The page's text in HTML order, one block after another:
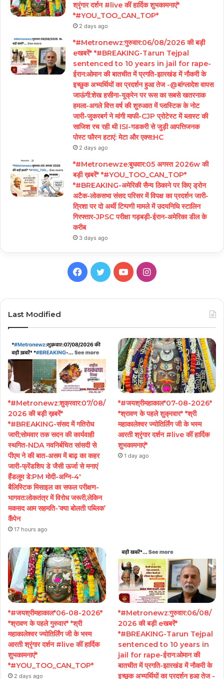
श्रृंगार दर्शन #live कीं हार्दिक शुभकामनाएं*
*#YOU_TOO_CAN_TOP*
2 days ago
*#Metronewz:गुरुवार:06/08/2026 की बड़ी
eखबरें* *#BREAKING-Tarun Tejpal
sentenced to 10 years in jail for rape-
ईरान:ओमान की बातचीत में प्रगति-झारखंड में नौकरी के
इच्छुक अभ्यर्थियों का प्रदर्शन हुआ तेज -@बांग्लादेश वापस
जाऊंगी:शेख हसीना-यूक्रेन पर रूस का सबसे खतरनाक
हमला-अगले वित्त वर्ष की शुरुआत में प्लास्टिक के नोट
जारी-जुकरबर्ग ने मांगी माफी-CJP प्रोटेस्ट में ब्लास्ट की
साजिश रच रही थी ISI-गडकरी से जुड़ी आपत्तिजनक
पोस्ट फौरन हटाएं: मेटा और एक्स:HC
2 days ago
*#Metronewze:बुधवार:05 अगस्त 2026w की
बड़ी ख़बरें* *#YOU_TOO_CAN_TOP*
*#BREAKING-अमेरिकी सैन्य ठिकाने पर किए ड्रोन
अटैक-लोकसभा संसद परिसर में विपक्ष का प्रदर्शन जारी-
त्रिशा पर दो अर्थी टिप्पणी मामले में उदयनिधि स्टालिन
गिरफ्तार-JPSC परीक्षा गड़बड़ी-ईरान-अमेरिका डील के
करीब
3 days ago
Facebook
TwitterYouTubeInstagram
Last Modified
*#Metronewz:शुक्रवार:07/08/
2026 की बड़ी ख़बरें*
*#BREAKING-संसद में गतिरोध
जारी;सोमवार तक सदन की कार्यवाही
स्थगित-NDA नवनिर्बचित सांसदी से
पीएम ने की बात-असम में बाढ़ का कहर
जारी-फ्रेंडशिप डे जैसी ऊर्जा से मनाएं
हैंडलूम डे:PM मोदी-अग्नि-4′
बैलिस्टिक मिसाइल का सफल परीक्षण-
भागवत:लोकतंत्र में विरोध जरूरी,लेकिन
मकसद आम सहमति-‘क्या बोलती पब्लिक’
कैंपेन
17 hours ago
*#जयश्रीमहाकाल*07-08-2026*
*श्रावण के पहले शुक्रवार* *श्री
महाकालेश्वर ज्योतिर्लिंग जी के भस्म
आरती श्रृंगार दर्शन #live कीं हार्दिक
शुभकामनाएं*
1 day ago
*#जयश्रीमहाकाल*06-08-2026*
*श्रावण के पहले गुरुवार* *श्री
महाकालेश्वर ज्योतिर्लिंग जी के भस्म
आरती श्रृंगार दर्शन #live कीं हार्दिक
शुभकामनाएं*
*#YOU_TOO_CAN_TOP*
2 days ago
*#Metronewz:गुरुवार:06/08/
2026 की बड़ी eखबरें*
*#BREAKING-Tarun Tejpal
sentenced to 10 years in
jail for rape-ईरान:ओमान की
बातचीत में प्रगति-झारखंड में नौकरी के
इच्छुक अभ्यर्थियों का प्रदर्शन हुआ तेज -